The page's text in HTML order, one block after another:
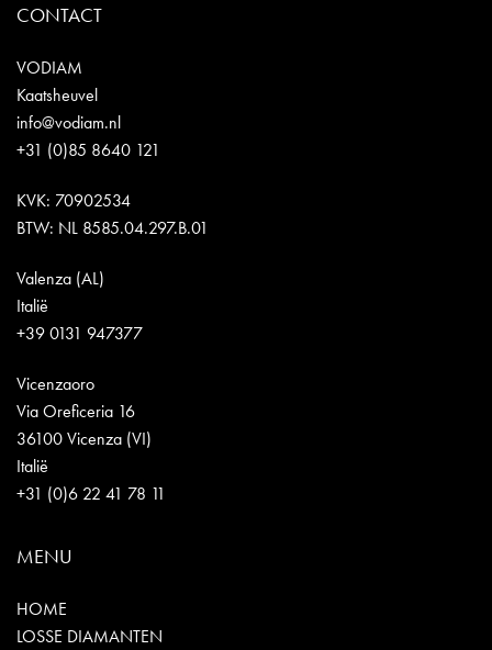
CONTACT
VODIAM
Kaatsheuvel
info@vodiam.nl
+31 (0)85 8640 121
KVK: 70902534
BTW: NL 8585.04.297.B.01
Valenza (AL)
Italië
+39 0131 947377
Vicenzaoro
Via Oreficeria 16
36100 Vicenza (VI)
Italië
+31 (0)6 22 41 78 11
MENU
HOME
LOSSE DIAMANTEN